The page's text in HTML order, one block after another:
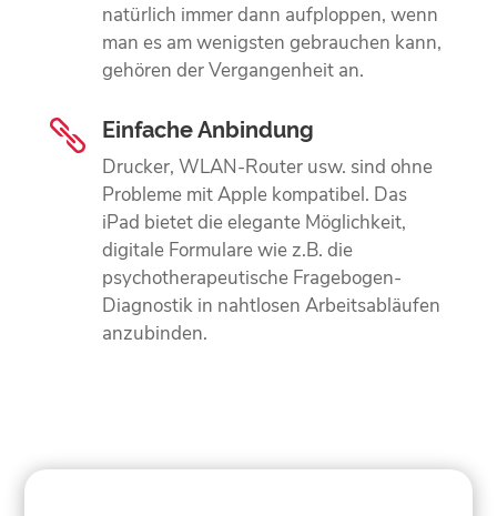
natürlich immer dann aufploppen, wenn
man es am wenigsten gebrauchen kann,
gehören der Vergangenheit an.
 Einfache Anbindung
Drucker, WLAN-Router usw. sind ohne
Probleme mit Apple kompatibel. Das
iPad bietet die elegante Möglichkeit,
digitale Formulare wie z.B. die
psychotherapeutische Fragebogen-
Diagnostik in nahtlosen Arbeitsabläufen
anzubinden.